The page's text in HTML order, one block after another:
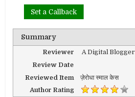
Summary
Reviewer
A Digital Blogger
Review Date
Reviewed Item
ज़ेरोधा स्माल केस
Author Rating